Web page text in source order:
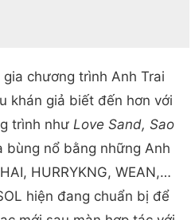
chương trình Anh Trai
khán giả biết đến hơn với
trình như Love Sand, Sao
bùng nổ bằng những Anh
HURRYKNG, WEAN,…
hiện đang chuẩn bị để